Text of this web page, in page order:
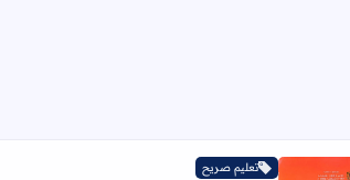
تعليم صريح